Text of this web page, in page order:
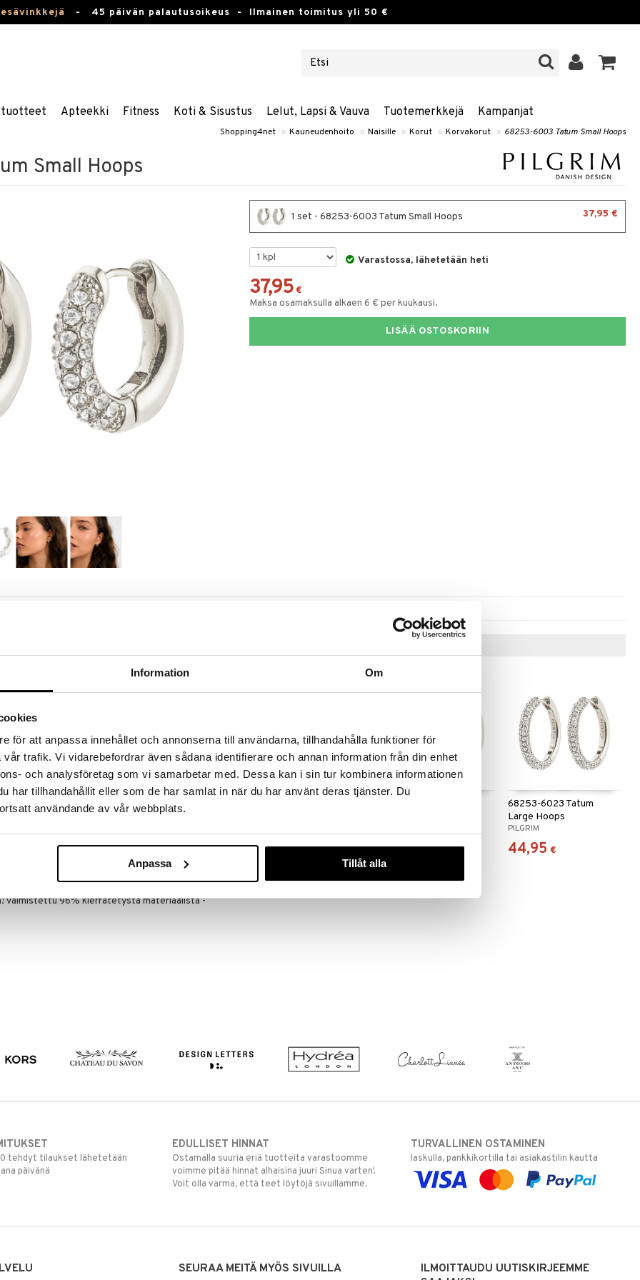
Information Om
för att anpassa innehållet och annonserna till användarna, tillhandahålla funktioner för
trafik. Vi vidarebefordrar även sådana identifierare och annan information från din enhet
och analysföretag som vi samarbetar med. Dessa kan i sin tur kombinera informationen
har tillhandahållit eller som de har samlat in när du har använt deras tjänster. Du
användande av vår webbplats.
Anpassa Tillåt alla
- 45 päivän palautusoikeus - Ilmainen toimitus yli 50 €
Apteekki Fitness Koti & Sisustus Lelut, Lapsi & Vauva Tuotemerkkejä Kampanjat
Shopping4net » Kauneudenhoito » Naisille » Korut » Korvakorut » 68253-6003 Tatum Small Hoops
Small Hoops
1 set - 68253-6003 Tatum Small Hoops 37,95 €
Varastossa, lähetetään heti
37,95 €
Maksa osamaksulla alkaen 6 € per kuukausi.
LISÄÄ OSTOSKORIIN
tehdä löytöjä suuresta ALEstamme. Juuri
hinnoilla!
31.8.2026 asti mutta ole nopea -
ale-löydöt »
ylellisyyttä. Täydelliset day-to-night -
Valmistettu 96% kierrätetystä materiaalista -
17,95 € 39,95 €
68253-6023 Tatum
Large Hoops
PILGRIM
44,95 €
tehdyt tilaukset lähetetään
päivänä
EDULLISET HINNAT
Ostamalla suuria eriä tuotteita varastoomme
voimme pitää hinnat alhaisina juuri Sinua varten!
Voit olla varma, että teet löytöjä sivuillamme.
TURVALLINEN OSTAMINEN
laskulla, pankkikortilla tai asiakastilin kautta
SEURAA MEITÄ MYÖS SIVUILLA
ILMOITTAUDU UUTISKIRJEEMME